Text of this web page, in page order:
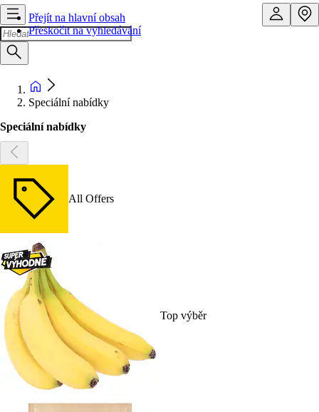
Přejít na hlavní obsah
Přeskočit na vyhledávání
Speciální nabídky
Speciální nabídky
All Offers
Top výběr